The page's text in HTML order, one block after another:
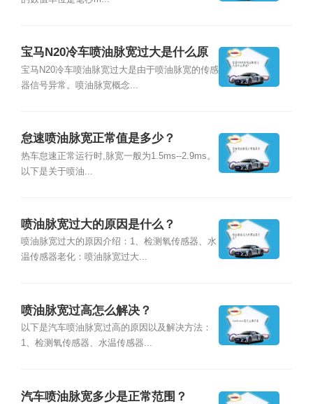
宝马N20冷车喷油脉宽过大是什么原
因？
宝马N20冷车喷油脉宽过大是由于喷油脉宽的传感
器信号异常。喷油脉宽概念...
怠速喷油脉宽正常值是多少？
热车怠速正常运行时,脉宽一般为1.5ms--2.9ms。
以下是关于喷油...
喷油脉宽过大的原因是什么？
喷油脉宽过大的原因介绍：1、检测氧传感器、水
温传感器老化：喷油脉宽过大...
喷油脉宽过高怎么解决？
以下是汽车喷油脉宽过高的原因以及解决方法：
1、检测氧传感器、水温传感器...
汽车喷油脉宽多少是正常范围？